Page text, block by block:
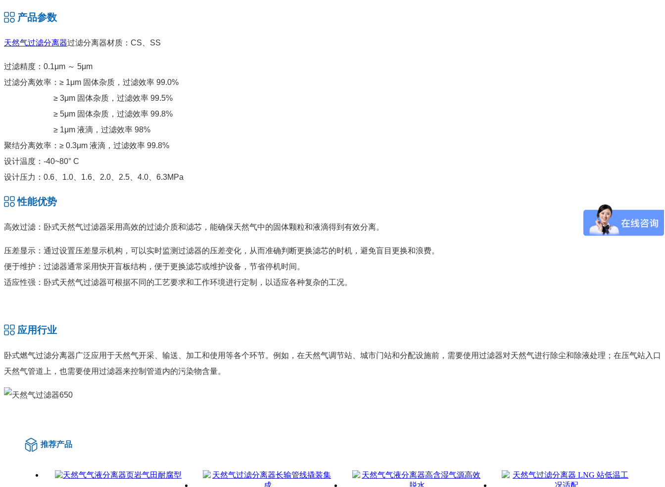
产品参数
天然气过滤分离器过滤分离器材质：CS、SS
过滤精度：0.1μm ～ 5μm
过滤分离效率：≥ 1μm 固体杂质，过滤效率 99.0%
≥ 3μm 固体杂质，过滤效率 99.5%
≥ 5μm 固体杂质，过滤效率 99.8%
≥ 1μm 液滴，过滤效率 98%
聚结分离效率：≥ 0.3μm 液滴，过滤效率 99.8%
设计温度：-40~80° C
设计压力：0.6、1.0、1.6、2.0、2.5、4.0、6.3MPa
性能优势
高效过滤：卧式天然气过滤器采用高效的过滤介质和滤芯，能确保天然气中的固体颗粒和液滴得到有效分离。
压差显示：通过设置压差显示机构，可以实时监测过滤器的压差变化，从而准确判断更换滤芯的时机，避免盲目更换和浪费。
便于维护：过滤器通常采用快开盲板结构，便于更换滤芯或维护设备，节省停机时间。
适应性强：卧式天然气过滤器可根据不同的工艺要求和工作环境进行定制，以适应各种复杂的工况。
应用行业
卧式燃气过滤分离器广泛应用于天然气开采、输送、加工和使用等各个环节。例如，在天然气调节站、城市门站和分配设施前，需要使用过滤器对天然气进行除尘和除液处理；在压气站入口
天然气管道上，也需要使用过滤器来控制管道内的污染物含量。
推荐产品